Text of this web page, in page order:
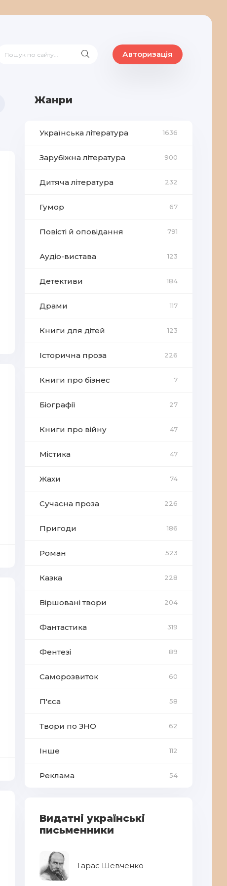
Авторизація
Жанри
Українська література 1636
Зарубіжна література 900
Дитяча література 232
Гумор 67
Повісті й оповідання 791
Аудіо-вистава 123
Детективи 184
Драми 117
Книги для дітей 123
Історична проза 226
Книги про бізнес 7
Біографії 27
Книги про війну 47
Містика 47
Жахи 74
Сучасна проза 226
Пригоди 186
Роман 523
Казка 228
Віршовані твори 204
Фантастика 319
Фентезі 89
Саморозвиток 60
П'єса 58
Твори по ЗНО 62
Інше 112
Реклама 54
Видатні українські
письменники
Тарас Шевченко